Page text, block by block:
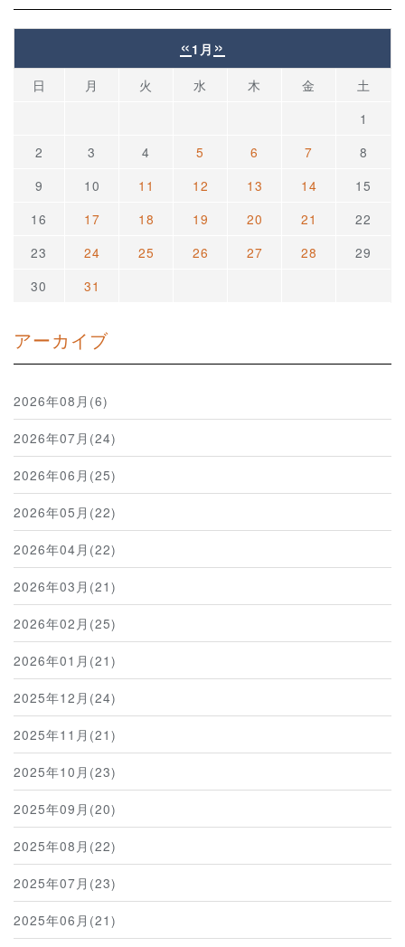
« 1月 »
日 月 火 水 木 金
土
1
2
3 4 5 6 7
8
9
10 11 12 13 14
15
16
17 18 19 20 21
22
23
24 25 26 27 28
29
30
31
アーカイブ
2026年08月(6)
2026年07月(24)
2026年06月(25)
2026年05月(22)
2026年04月(22)
2026年03月(21)
2026年02月(25)
2026年01月(21)
2025年12月(24)
2025年11月(21)
2025年10月(23)
2025年09月(20)
2025年08月(22)
2025年07月(23)
2025年06月(21)